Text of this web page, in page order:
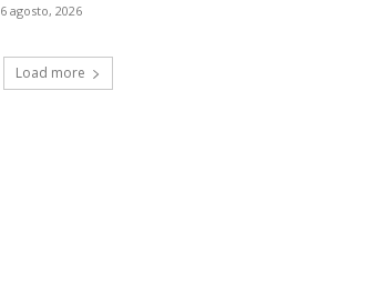
6 agosto, 2026
Load more